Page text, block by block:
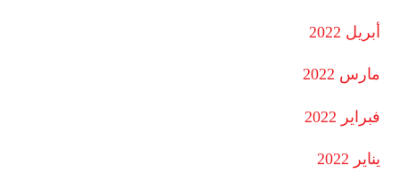
أبريل 2022
مارس 2022
فبراير 2022
يناير 2022